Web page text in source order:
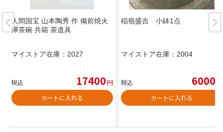
人間国宝 山本陶秀 作 備前焼火
襷茶碗 共箱 茶道具
マイストア在庫： 2027
税込 17400円
カートに入れる
稲嶺盛吉 小鉢1点
マイストア在庫： 2004
税込 6000
カートに入れる